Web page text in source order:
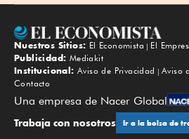
Nuestros Sitios: El Economista El
Publicidad: Mediakit
Institucional: Aviso de Privacidad
Aviso
Contacto
Una empresa de Nacer Global
Trabaja con nosotros Ir a la bolsa de